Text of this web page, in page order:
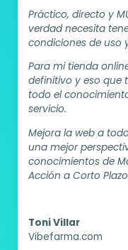
Práctico, directo y
verdad necesita
condiciones de uso
Para mi tienda
definitivo y eso que
todo el
servicio.
Mejora la web a
una mejor
conocimientos de
Acción a Corto
Toni Villar
Vibefarma.com